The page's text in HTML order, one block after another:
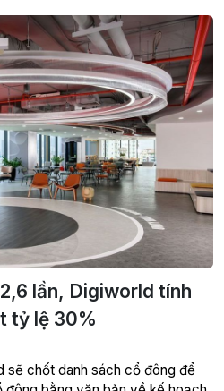
lần, Digiworld tính
tỷ lệ 30%
sẽ chốt danh sách cổ đông để